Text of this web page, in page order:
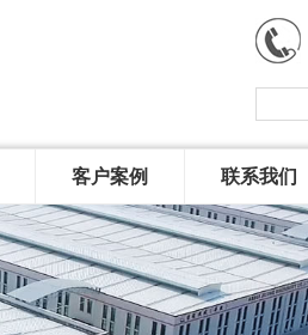
客户案例 联系我们